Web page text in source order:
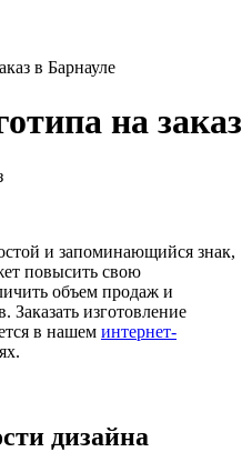
в Барнауле
на заказ
и запоминающийся знак,
повысить свою
объем продаж и
Заказать изготовление
в нашем интернет-
дизайна